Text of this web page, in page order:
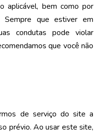
aplicável, bem como por
Sempre que estiver em
condutas pode violar
que você não
de serviço do site a
prévio. Ao usar este site,